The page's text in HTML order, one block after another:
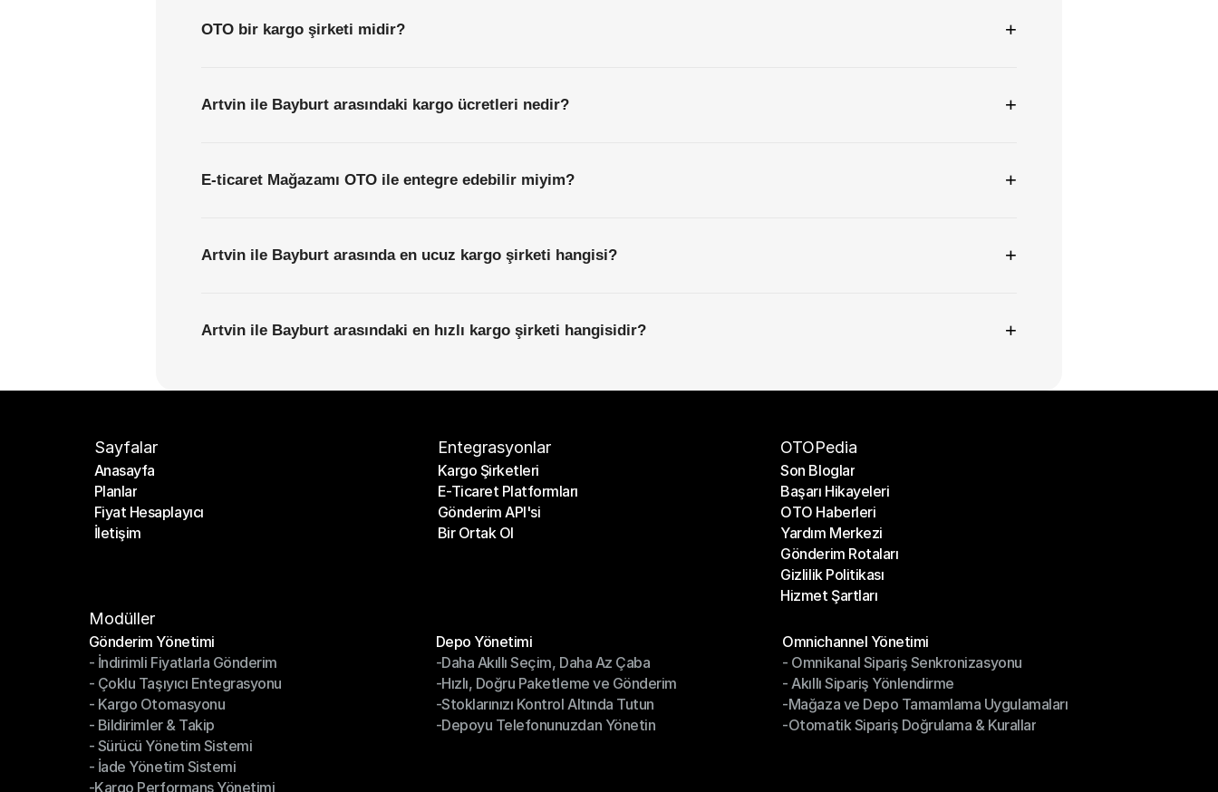
OTO bir kargo şirketi midir? +
Artvin ile Bayburt arasındaki kargo ücretleri nedir? +
E-ticaret Mağazamı OTO ile entegre edebilir miyim? +
Artvin ile Bayburt arasında en ucuz kargo şirketi hangisi? +
Artvin ile Bayburt arasındaki en hızlı kargo şirketi hangisidir? +
Sayfalar
Anasayfa
Anasayfa
Planlar
Planlar
Fiyat Hesaplayıcı
Fiyat Hesaplayıcı
İletişim
Entegrasyonlar
Kargo Şirketleri
Kargo Şirketleri
E-Ticaret Platformları
E-Ticaret Platformları
Gönderim API'si
Gönderim API'si
Bir Ortak Ol
OTOPedia
Son Bloglar
Son Bloglar
Başarı Hikayeleri
Başarı Hikayeleri
OTO Haberleri
OTO Haberleri
Yardım Merkezi
Yardım Merkezi
Gönderim Rotaları
Gönderim Rotaları
Gizlilik Politikası
Gizlilik Politikası
Hizmet Şartları
Modüller
Gönderim Yönetimi
Gönderim Yönetimi
- İndirimli Fiyatlarla Gönderim
- İndirimli Fiyatlarla Gönderim
- Çoklu Taşıyıcı Entegrasyonu
- Çoklu Taşıyıcı Entegrasyonu
- Kargo Otomasyonu
- Kargo Otomasyonu
- Bildirimler & Takip
- Bildirimler & Takip
- Sürücü Yönetim Sistemi
- Sürücü Yönetim Sistemi
- İade Yönetim Sistemi
- İade Yönetim Sistemi
-Kargo Performans Yönetimi
Depo Yönetimi
Depo Yönetimi
-Daha Akıllı Seçim, Daha Az Çaba
-Daha Akıllı Seçim, Daha Az Çaba
-Hızlı, Doğru Paketleme ve Gönderim
-Hızlı, Doğru Paketleme ve Gönderim
-Stoklarınızı Kontrol Altında Tutun
-Stoklarınızı Kontrol Altında Tutun
-Depoyu Telefonunuzdan Yönetin
Omnichannel Yönetimi
Omnichannel Yönetimi
- Omnikanal Sipariş Senkronizasyonu
- Omnikanal Sipariş Senkronizasyonu
- Akıllı Sipariş Yönlendirme
- Akıllı Sipariş Yönlendirme
-Mağaza ve Depo Tamamlama Uygulamaları
-Mağaza ve Depo Tamamlama Uygulamaları
-Otomatik Sipariş Doğrulama & Kurallar